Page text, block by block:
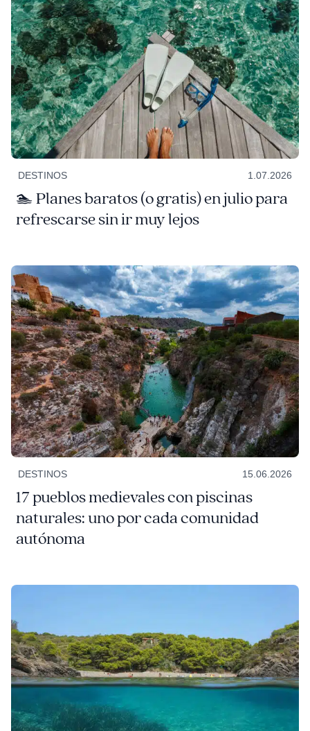
DESTINOS 1.07.2026
🏊 Planes baratos (o gratis) en julio para
refrescarse sin ir muy lejos
DESTINOS 15.06.2026
17 pueblos medievales con piscinas
naturales: uno por cada comunidad
autónoma